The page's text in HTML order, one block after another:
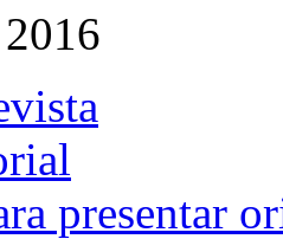
presentar